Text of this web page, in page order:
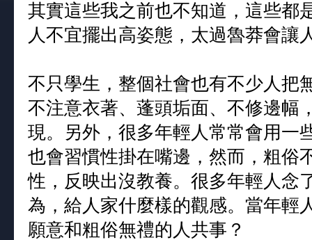
其實這些我之前也不知道，這些都
人不宜擺出高姿態，太過魯莽會讓
不只學生，整個社會也有不少人把
不注意衣著、蓬頭垢面、不修邊幅
現。另外，很多年輕人常常會用一
也會習慣性掛在嘴邊，然而，粗俗
性，反映出沒教養。很多年輕人念
為，給人家什麼樣的觀感。當年輕
願意和粗俗無禮的人共事？